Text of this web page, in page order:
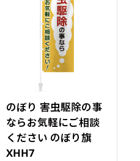
のぼり 害虫駆除の事
ならお気軽にご相談
ください のぼり旗
XHH7